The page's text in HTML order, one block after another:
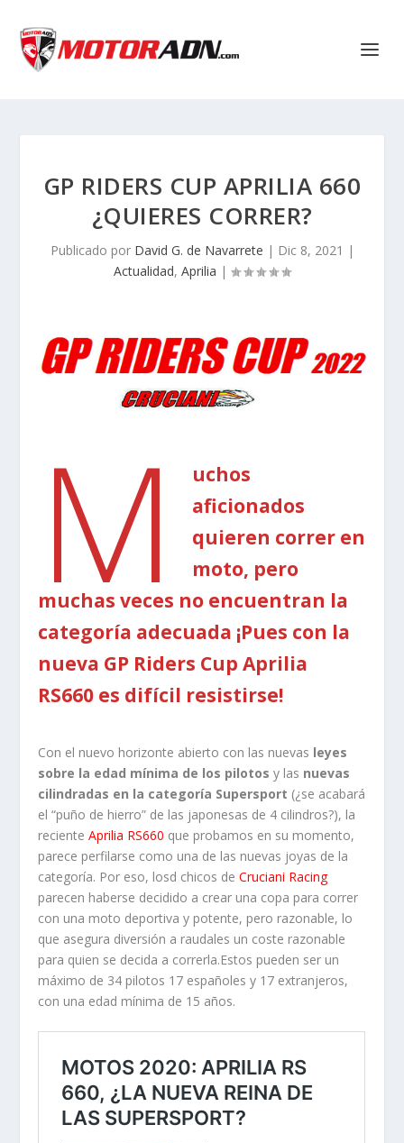
GP RIDERS CUP APRILIA 660
¿QUIERES CORRER?
Publicado por David G. de Navarrete | Dic 8, 2021 |
Actualidad, Aprilia |
M
uchos
aficionados
quieren correr en
moto, pero
muchas veces no encuentran la
categoría adecuada ¡Pues con la
nueva GP Riders Cup Aprilia
RS660 es difícil resistirse!
Con el nuevo horizonte abierto con las nuevas leyes
sobre la edad mínima de los pilotos y las nuevas
cilindradas en la categoría Supersport (¿se acabará
el “puño de hierro” de las japonesas de 4 cilindros?), la
recienteAprilia RS660 que probamos en su momento,
parece perfilarse como una de las nuevas joyas de la
categoría. Por eso, losd chicos deCruciani Racing
parecen haberse decidido a crear una copa para correr
con una moto deportiva y potente, pero razonable, lo
que asegura diversión a raudales un coste razonable
para quien se decida a correrla.Estos pueden ser un
máximo de 34 pilotos 17 españoles y 17 extranjeros,
con una edad mínima de 15 años.